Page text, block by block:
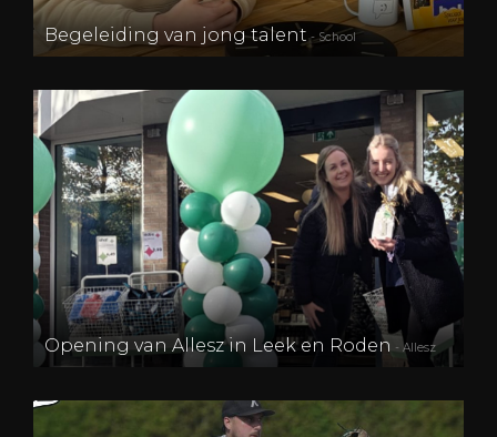
Begeleiding van jong talent- School
Opening van Allesz in Leek en Roden - Allesz